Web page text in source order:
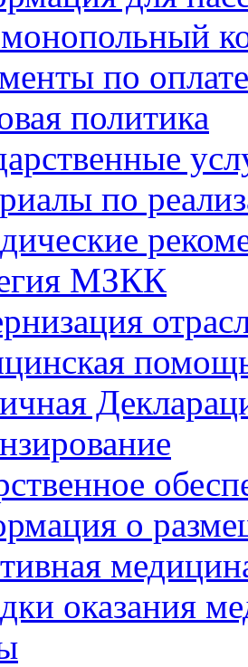
по
политика
по
МЗКК
о
оказания